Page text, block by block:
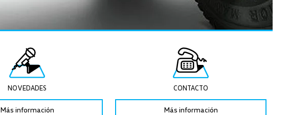
NOVEDADES
Más información
CONTACTO
Más información